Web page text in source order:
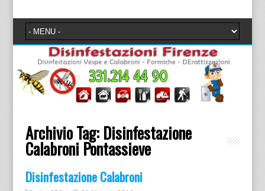
Archivio Tag: Disinfestazione
Calabroni Pontassieve
Disinfestazione Calabroni